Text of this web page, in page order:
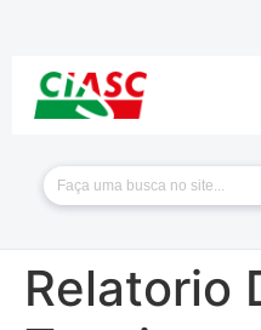
Relatorio